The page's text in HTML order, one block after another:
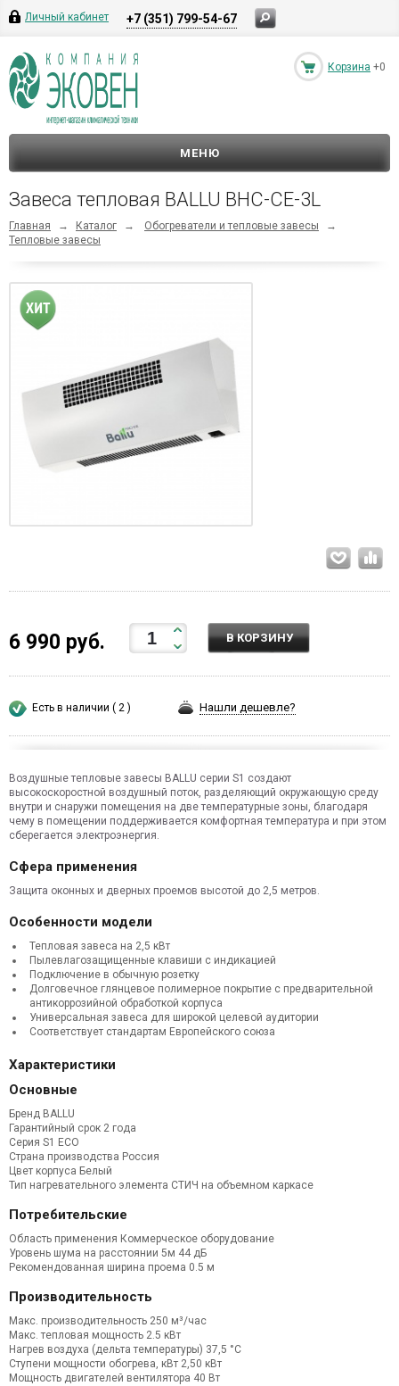
Личный кабинет +7 (351) 799-54-67
Корзина +0
МЕНЮ
Завеса тепловая BALLU BHC-CE-3L
Главная → Каталог → Обогреватели и тепловые завесы
→
Тепловые завесы
6 990 руб. В КОРЗИНУ
Есть в наличии ( 2 ) Нашли дешевле?
Воздушные тепловые завесы BALLU серии S1 создают
высокоскоростной воздушный поток, разделяющий окружающую среду
внутри и снаружи помещения на две температурные зоны, благодаря
чему в помещении поддерживается комфортная температура и при этом
сберегается электроэнергия.
Сфера применения
Защита оконных и дверных проемов высотой до 2,5 метров.
Особенности модели
Тепловая завеса на 2,5 кВт
Пылевлагозащищенные клавиши с индикацией
Подключение в обычную розетку
Долговечное глянцевое полимерное покрытие с предварительной
антикоррозийной обработкой корпуса
Универсальная завеса для широкой целевой аудитории
Соответствует стандартам Европейского союза
Характеристики
Основные
Бренд BALLU
Гарантийный срок 2 года
Серия S1 ECO
Страна производства Россия
Цвет корпуса Белый
Тип нагревательного элемента СТИЧ на объемном каркасе
Потребительские
Область применения Коммерческое оборудование
Уровень шума на расстоянии 5м 44 дБ
Рекомендованная ширина проема 0.5 м
Производительность
Макс. производительность 250 м³/час
Макс. тепловая мощность 2.5 кВт
Нагрев воздуха (дельта температуры) 37,5 °С
Ступени мощности обогрева, кВт 2,50 кВт
Мощность двигателей вентилятора 40 Вт